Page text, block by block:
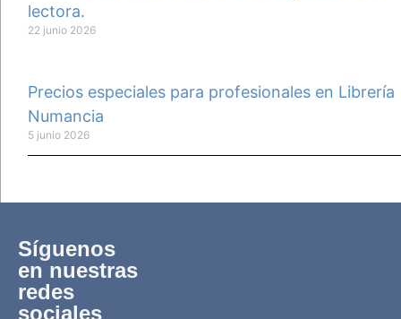
lectora.
22 junio 2026
Precios especiales para profesionales en Librería
Numancia
5 junio 2026
Síguenos
en nuestras
redes
sociales